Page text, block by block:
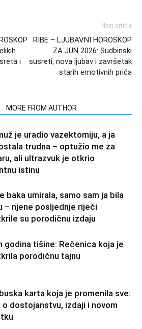
i
Next article
RIBE – LJUBAVNI HOROSKOP
ZA JUN 2026: Sudbinski
susreti, nova ljubav i završetak
starih emotivnih priča
MORE FROM AUTHOR
je uradio vazektomiju, a ja
trudna – optužio me za
ali ultrazvuk je otkrio
istinu
baka umirala, samo sam ja bila
– njene posljednje riječi
su porodičnu izdaju
godina tišine: Rečenica koja je
porodičnu tajnu
karta koja je promenila sve:
o dostojanstvu, izdaji i novom